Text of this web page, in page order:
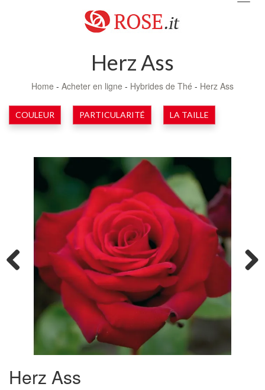
Herz Ass
Home - Acheter en ligne - Hybrides de Thé - Herz Ass
COULEUR PARTICULARITÉ LA TAILLE
Herz Ass